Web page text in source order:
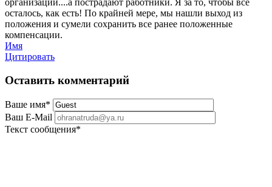
организаций....а пострадают работники. Я за то, чтобы все
осталось, как есть! По крайней мере, мы нашли выход из
положения и сумели сохранить все ранее положенные
компенсации.
Имя
Цитировать
Оставить комментарий
Ваше имя*
Ваш E-Mail
Текст сообщения*